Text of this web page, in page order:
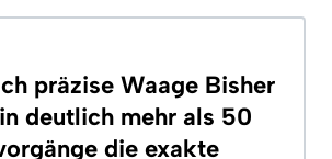
präzise Waage Bisher
deutlich mehr als 50
die exakte